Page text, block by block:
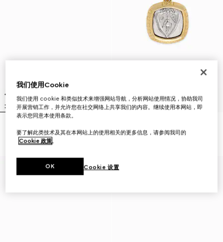
马衔扣图案项链
CHF 1,540
Gucci Crest系列吊坠项链
CHF 410
我们使用Cookie
我们使用 cookie 和类似技术来增强网站导航，分析网站使用情况，协助我司
开展营销工作，并允许您在社交网络上共享我们的内容。继续使用本网站，即
表示您同意本使用条款。
要了解此类技术及其在本网站上的使用相关的更多信息，请参阅我司的
Cookie 政策。
Cookie 设置
OK